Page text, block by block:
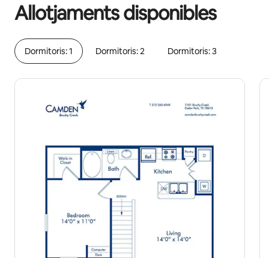
Allotjaments disponibles
Dormitoris: 1 Dormitoris: 2 Dormitoris: 3